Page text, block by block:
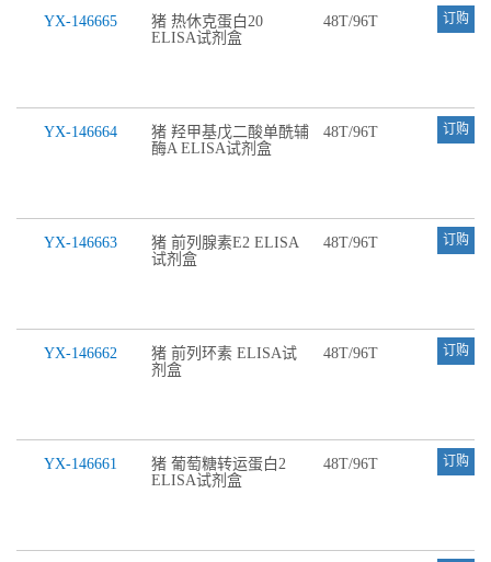
YX-146665
猪 热休克蛋白20
ELISA试剂盒
48T/96T 订购
YX-146664
猪 羟甲基戊二酸单酰辅
酶A ELISA试剂盒
48T/96T 订购
YX-146663
猪 前列腺素E2 ELISA
试剂盒
48T/96T 订购
YX-146662
猪 前列环素 ELISA试
剂盒
48T/96T 订购
YX-146661
猪 葡萄糖转运蛋白2
ELISA试剂盒
48T/96T 订购